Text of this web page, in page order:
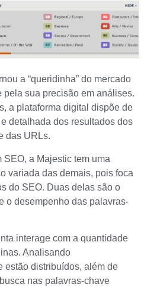
a “queridinha” do mercado
sua precisão em análises.
a plataforma digital dispõe de
detalhada dos resultados dos
das URLs.
SEO, a Majestic tem uma
variada das demais, pois foca
do SEO. Duas delas são o
o desempenho das palavras-
interage com a quantidade
Analisando
estão distribuídos, além de
nas palavras-chave